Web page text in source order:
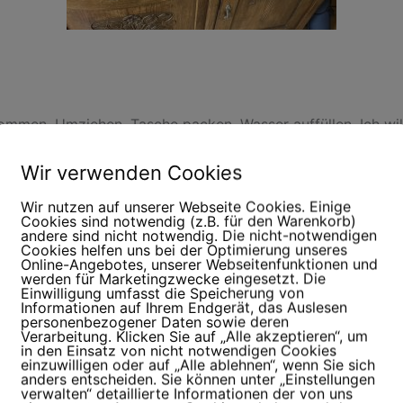
Umziehen, Tasche packen, Wasser auffüllen. Ich
noch schnell einkaufen – samstäglicher Optimismus
Mein Kursraum ist belegt – von der Feuerwehr. Biwak-
Uniformen. Zum Glück ist der Nebenraum frei, also
Stunden. Zwei intensive Einheiten, viel Bewegung, viel
diesen Teil meines Jobs sehr.
Wir verwenden Cookies
Wir nutzen auf unserer Webseite Cookies. Einige
Cookies sind notwendig (z.B. für den Warenkorb)
andere sind nicht notwendig. Die nicht-notwendigen
Cookies helfen uns bei der Optimierung unseres
Online-Angebotes, unserer Webseitenfunktionen und
werden für Marketingzwecke eingesetzt. Die
Einwilligung umfasst die Speicherung von
Informationen auf Ihrem Endgerät, das Auslesen
personenbezogener Daten sowie deren
Verarbeitung. Klicken Sie auf „Alle akzeptieren“, um
in den Einsatz von nicht notwendigen Cookies
einzuwilligen oder auf „Alle ablehnen“, wenn Sie sich
anders entscheiden. Sie können unter „Einstellungen
verwalten“ detaillierte Informationen der von uns